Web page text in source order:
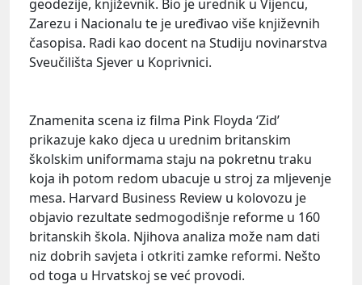
geodezije, književnik. Bio je urednik u Vijencu,
Zarezu i Nacionalu te je uređivao više književnih
časopisa. Radi kao docent na Studiju novinarstva
Sveučilišta Sjever u Koprivnici.
Znamenita scena iz filma Pink Floyda ‘Zid’
prikazuje kako djeca u urednim britanskim
školskim uniformama staju na pokretnu traku
koja ih potom redom ubacuje u stroj za mljevenje
mesa. Harvard Business Review u kolovozu je
objavio rezultate sedmogodišnje reforme u 160
britanskih škola. Njihova analiza može nam dati
niz dobrih savjeta i otkriti zamke reformi. Nešto
od toga u Hrvatskoj se već provodi.